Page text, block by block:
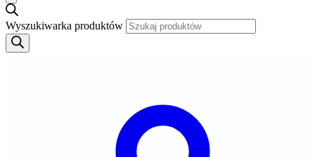
Wyszukiwarka produktów